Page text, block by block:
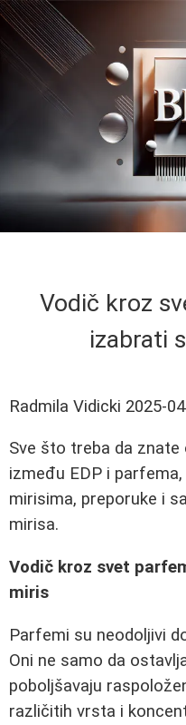
Vodič kroz
izabrati
Radmila Vidicki 2025-
Sve što treba da
između EDP i
mirisima, preporuke i
mirisa.
Vodič kroz svet
miris
Parfemi su neodoljivi
Oni ne samo da
poboljšavaju
različitih vrsta i